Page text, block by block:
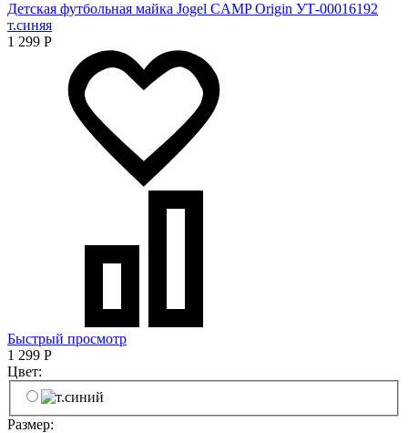
Детская футбольная майка Jogel CAMP Origin УТ-00016192
т.синяя
1 299 Р
Быстрый просмотр
1 299 Р
Цвет:
Размер: